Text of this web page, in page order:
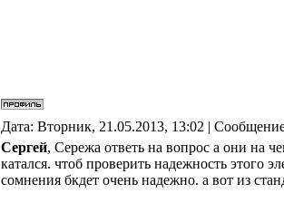
Дата: Вторник, 21.05.2013, 13:02 |
Сергей, Сережа ответь на вопрос а они на
катался. чтоб проверить надежность этого
сомнения бкдет очень надежно. а вот из